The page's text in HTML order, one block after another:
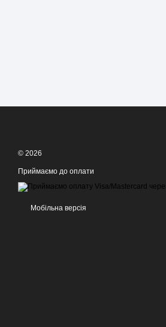
© 2026
Приймаємо до оплати
Мобільна версія